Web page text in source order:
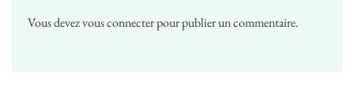
Vous devezvous connecterpour publier un commentaire.